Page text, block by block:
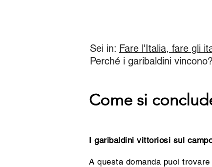
Sei in: Fare l'Italia, fare gli
Perché i garibaldini
Come si
I garibaldini vittoriosi sul
A questa domanda puoi